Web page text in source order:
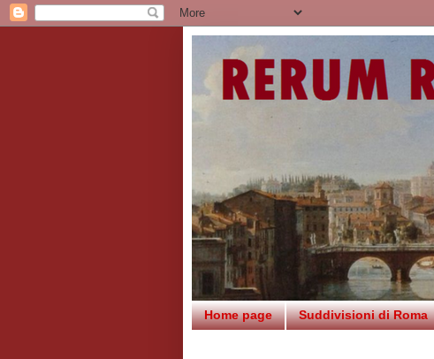
Home page Suddivisioni di Roma